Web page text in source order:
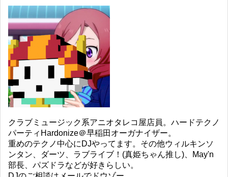
クラブミュージック系アニオタレコ屋店員。ハードテクノ
パーティHardonize＠早稲田オーガナイザー。
重めのテクノ中心にDJやってます。その他ウィルキンソ
ンタン、ダーツ、ラブライブ！(真姫ちゃん推し)、May'n
部長、パズドラなどが好きらしい。